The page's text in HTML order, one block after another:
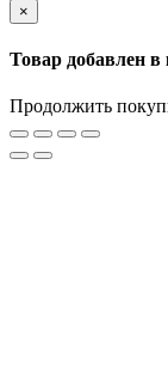
×
Товар добавлен в
Продолжить